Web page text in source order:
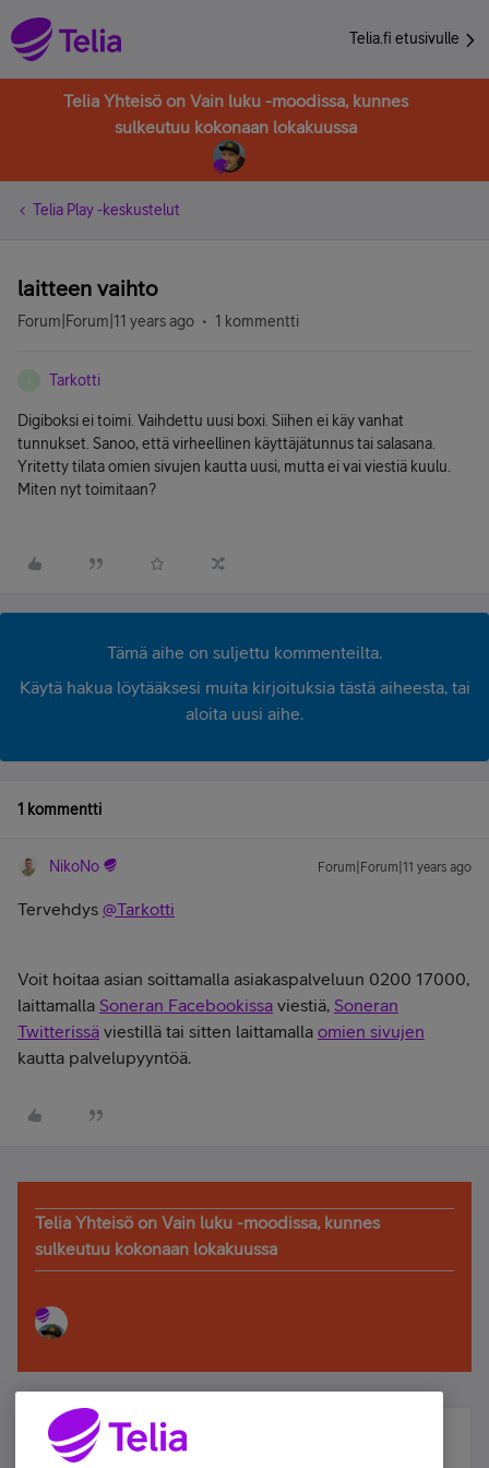
Telia.fi etusivulle
Telia Yhteisö on Vain luku -moodissa, kunnes
sulkeutuu kokonaan lokakuussa
Telia Play -keskustelut
laitteen vaihto
Forum|Forum|11 years ago 1 kommentti
Tarkotti
Digiboksi ei toimi. Vaihdettu uusi boxi. Siihen ei käy vanhat
tunnukset. Sanoo, että virheellinen käyttäjätunnus tai salasana.
Yritetty tilata omien sivujen kautta uusi, mutta ei vai viestiä kuulu.
Miten nyt toimitaan?
Tämä aihe on suljettu kommenteilta.
Käytä hakua löytääksesi muita kirjoituksia tästä aiheesta, tai
aloita uusi aihe.
1 kommentti
NikoNo Forum|Forum|11 years ago
Tervehdys @Tarkotti
Voit hoitaa asian soittamalla asiakaspalveluun 0200 17000,
laittamalla Soneran Facebookissa viestiä, Soneran
Twitterissä viestillä tai sitten laittamalla omien sivujen
kautta palvelupyyntöä.
Telia Yhteisö on Vain luku -moodissa, kunnes
sulkeutuu kokonaan lokakuussa
Älä jää paitsi – osallistu ja voita!